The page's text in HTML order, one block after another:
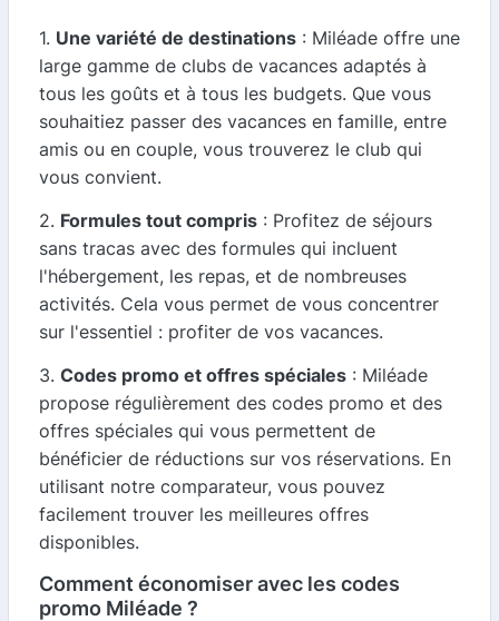
1. Une variété de destinations : Miléade offre une
large gamme de clubs de vacances adaptés à
tous les goûts et à tous les budgets. Que vous
souhaitiez passer des vacances en famille, entre
amis ou en couple, vous trouverez le club qui
vous convient.
2. Formules tout compris : Profitez de séjours
sans tracas avec des formules qui incluent
l'hébergement, les repas, et de nombreuses
activités. Cela vous permet de vous concentrer
sur l'essentiel : profiter de vos vacances.
3. Codes promo et offres spéciales : Miléade
propose régulièrement des codes promo et des
offres spéciales qui vous permettent de
bénéficier de réductions sur vos réservations. En
utilisant notre comparateur, vous pouvez
facilement trouver les meilleures offres
disponibles.
Comment économiser avec les codes
promo Miléade ?